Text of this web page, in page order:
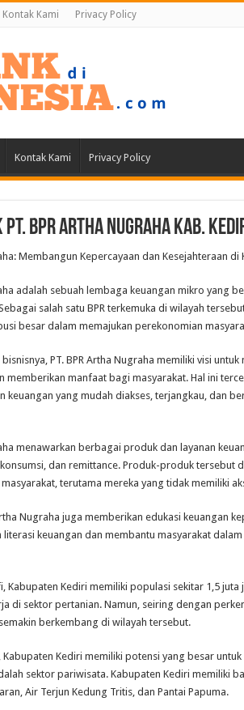
Kontak Kami Privacy Policy
Kontak Kami Privacy Policy
BPR Artha Nugraha Kab.
Membangun Kepercayaan dan Kesejahteraan di
adalah sebuah lembaga keuangan mikro yang
salah satu BPR terkemuka di wilayah
besar dalam memajukan perekonomian
PT. BPR Artha Nugraha memiliki visi
memberikan manfaat bagi masyarakat. Hal ini
keuangan yang mudah diakses, terjangkau, dan
menawarkan berbagai produk dan layanan
dan remittance. Produk-produk tersebut
terutama mereka yang tidak memiliki
Nugraha juga memberikan edukasi keuangan
literasi keuangan dan membantu masyarakat
Kabupaten Kediri memiliki populasi sekitar 1,5 juta
di sektor pertanian. Namun, seiring dengan
berkembang di wilayah tersebut.
Kediri memiliki potensi yang besar
sektor pariwisata. Kabupaten Kediri memiliki
Air Terjun Kedung Tritis, dan Pantai Papuma.